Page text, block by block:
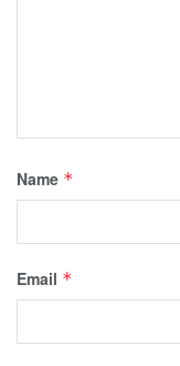
Name *
Email *